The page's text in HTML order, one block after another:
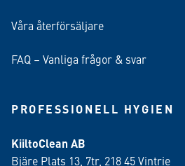
Våra återförsäljare
FAQ – Vanliga frågor & svar
PROFESSIONELL HYGIEN
KiiltoClean AB
Bjäre Plats 13, 7tr, 218 45 Vintrie